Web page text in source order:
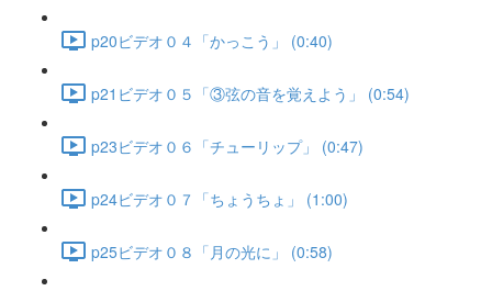
p20ビデオ０４「かっこう」 (0:40)
p21ビデオ０５「③弦の音を覚えよう」 (0:54)
p23ビデオ０６「チューリップ」 (0:47)
p24ビデオ０７「ちょうちょ」 (1:00)
p25ビデオ０８「月の光に」 (0:58)